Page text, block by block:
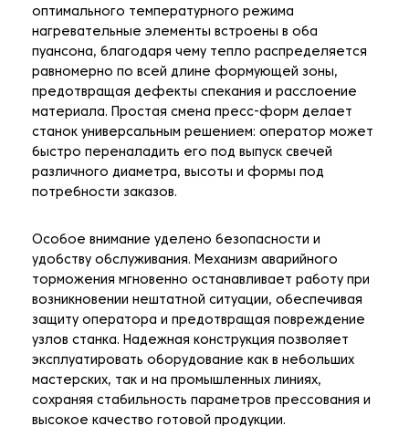
оптимального температурного режима
нагревательные элементы встроены в оба
пуансона, благодаря чему тепло распределяется
равномерно по всей длине формующей зоны,
предотвращая дефекты спекания и расслоение
материала. Простая смена пресс-форм делает
станок универсальным решением: оператор может
быстро переналадить его под выпуск свечей
различного диаметра, высоты и формы под
потребности заказов.
Особое внимание уделено безопасности и
удобству обслуживания. Механизм аварийного
торможения мгновенно останавливает работу при
возникновении нештатной ситуации, обеспечивая
защиту оператора и предотвращая повреждение
узлов станка. Надежная конструкция позволяет
эксплуатировать оборудование как в небольших
мастерских, так и на промышленных линиях,
сохраняя стабильность параметров прессования и
высокое качество готовой продукции.